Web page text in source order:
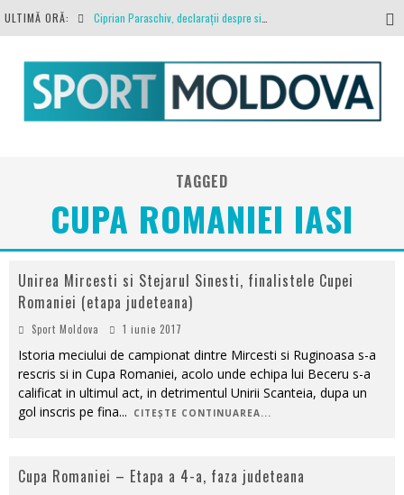
ULTIMĂ ORĂ:
O repriză executați de arbitru, o repriză executați de propriul joc
TAGGED
CUPA ROMANIEI IASI
Unirea Mircesti si Stejarul Sinesti, finalistele Cupei
Romaniei (etapa judeteana)
Sport Moldova 1 iunie 2017
Istoria meciului de campionat dintre Mircesti si Ruginoasa s-a
rescris si in Cupa Romaniei, acolo unde echipa lui Beceru s-a
calificat in ultimul act, in detrimentul Unirii Scanteia, dupa un
gol inscris pe fina... CITEȘTE CONTINUAREA...
Cupa Romaniei – Etapa a 4-a, faza judeteana